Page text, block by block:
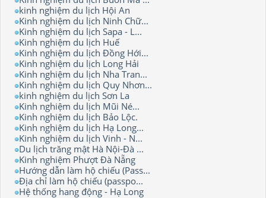
kinh nghiệm du lịch Hội An
Kinh nghiệm du lịch Ninh Chữ...
Kinh nghiệm du lịch Sapa - L...
Kinh nghiệm du lịch Huế
Kinh nghiệm du lịch Đồng Hới...
Kinh nghiệm du lịch Long Hải
Kinh nghiệm du lịch Nha Tran...
Kinh nghiệm du lịch Quy Nhơn...
kinh nghiệm du lịch Sơn La
Kinh nghiệm du lịch Mũi Né...
Kinh nghiệm du lịch Bảo Lộc.
Kinh nghiệm du lịch Hạ Long...
Kinh nghiệm du lịch Vinh - N...
Du lịch trăng mật Hà Nội-Đà ...
Kinh nghiệm Phượt Đà Nẵng
Hướng dẫn làm hộ chiếu (Pass...
Địa chỉ làm hộ chiếu (passpo...
Hệ thống hang động - Hạ Long